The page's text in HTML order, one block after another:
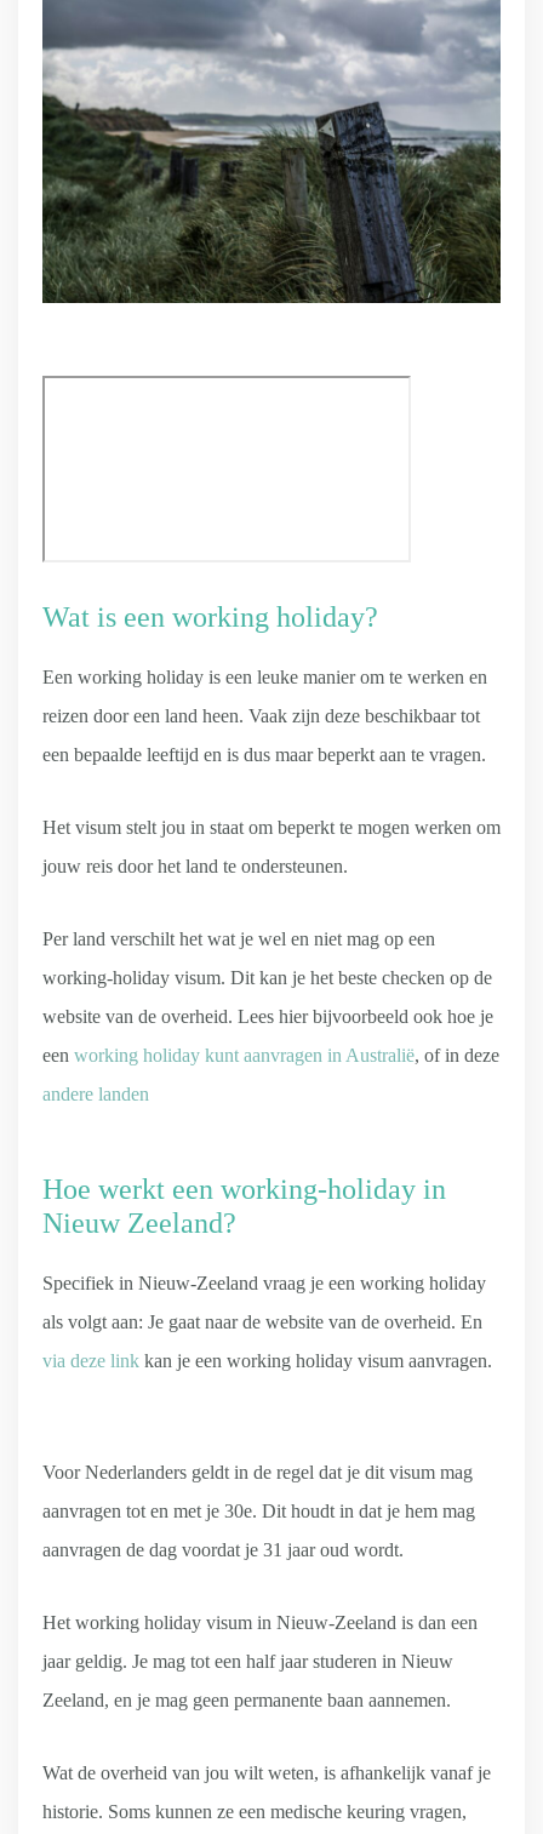
Wat is een working holiday?
Een working holiday is een leuke manier om te werken en
reizen door een land heen. Vaak zijn deze beschikbaar tot
een bepaalde leeftijd en is dus maar beperkt aan te vragen.
Het visum stelt jou in staat om beperkt te mogen werken om
jouw reis door het land te ondersteunen.
Per land verschilt het wat je wel en niet mag op een
working-holiday visum. Dit kan je het beste checken op de
website van de overheid. Lees hier bijvoorbeeld ook hoe je
een working holiday kunt aanvragen in Australië, of in deze
andere landen
Hoe werkt een working-holiday in
Nieuw Zeeland?
Specifiek in Nieuw-Zeeland vraag je een working holiday
als volgt aan: Je gaat naar de website van de overheid. En
via deze link kan je een working holiday visum aanvragen.
Voor Nederlanders geldt in de regel dat je dit visum mag
aanvragen tot en met je 30e. Dit houdt in dat je hem mag
aanvragen de dag voordat je 31 jaar oud wordt.
Het working holiday visum in Nieuw-Zeeland is dan een
jaar geldig. Je mag tot een half jaar studeren in Nieuw
Zeeland, en je mag geen permanente baan aannemen.
Wat de overheid van jou wilt weten, is afhankelijk vanaf je
historie. Soms kunnen ze een medische keuring vragen,